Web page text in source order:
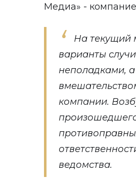
Медиа» -
На текущий
варианты
неполадками,
компании.
ведомства.